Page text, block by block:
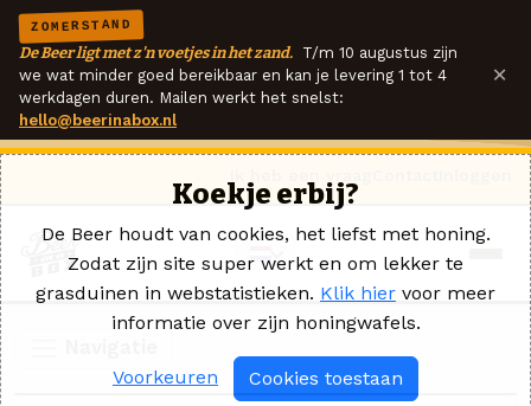
ZOMERSTAND
De Beer ligt met z'n voetjes in het zand. T/m 10 augustus zijn
we wat minder goed bereikbaar en kan je levering 1 tot 4
werkdagen duren. Mailen werkt het snelst:
hello@beerinabox.nl
×
Koekje erbij?
De Beer houdt van cookies, het liefst met honing.
Zodat zijn site super werkt en om lekker te
grasduinen in webstatistieken. Klik hier voor meer
informatie over zijn honingwafels.
Voorkeuren Cookies toestaan